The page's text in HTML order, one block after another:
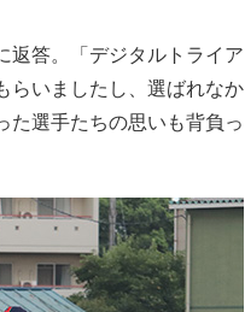
答。「デジタルトライア
らいましたし、選ばれなか
た選手たちの思いも背負っ